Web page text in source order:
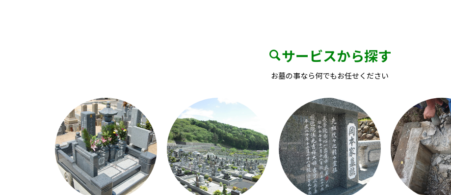
サービスから探す
お墓の事なら何でもお任せください